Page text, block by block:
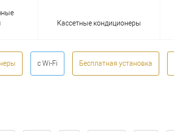
Кассетные кондиционеры
с Wi-Fi Бесплатная установка